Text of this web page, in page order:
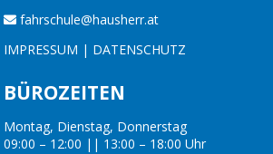
fahrschule@hausherr.at
IMPRESSUM | DATENSCHUTZ
BÜROZEITEN
Montag, Dienstag, Donnerstag
09:00 – 12:00 || 13:00 – 18:00 Uhr